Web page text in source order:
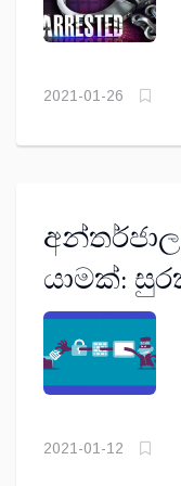
එසේම එක්සත් අරාබි
ලාංකිකයන් 251
2021-01-26
යාමක්:
පෙන්වීමක්
2021-01-12